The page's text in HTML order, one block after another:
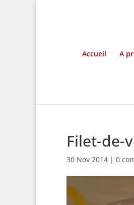
Accueil A
Filet-de-
30 Nov 2014 | 0